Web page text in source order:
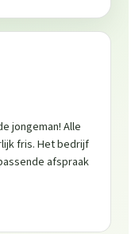
jongeman! Alle
fris. Het bedrijf
afspraak